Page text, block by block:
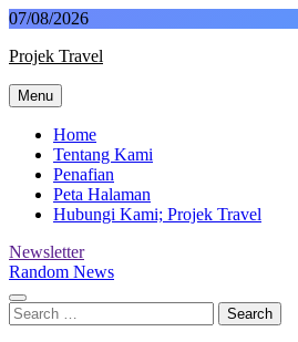
Skip
content
07/08/2026
Projek Travel
Malaysia Travel Portal
Menu
Home
Tentang Kami
Penafian
Peta Halaman
Hubungi Kami; Projek Travel
Newsletter
Random News
Search
for: